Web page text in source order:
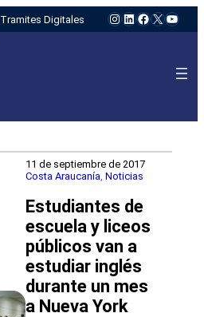
Tramites Digitales Instagram
LinkedIn
Facebook
X
11 de septiembre de 2017
Costa Araucanía Noticias
Estudiantes de
escuela y liceos
públicos van a
estudiar inglés
durante un mes
a Nueva York